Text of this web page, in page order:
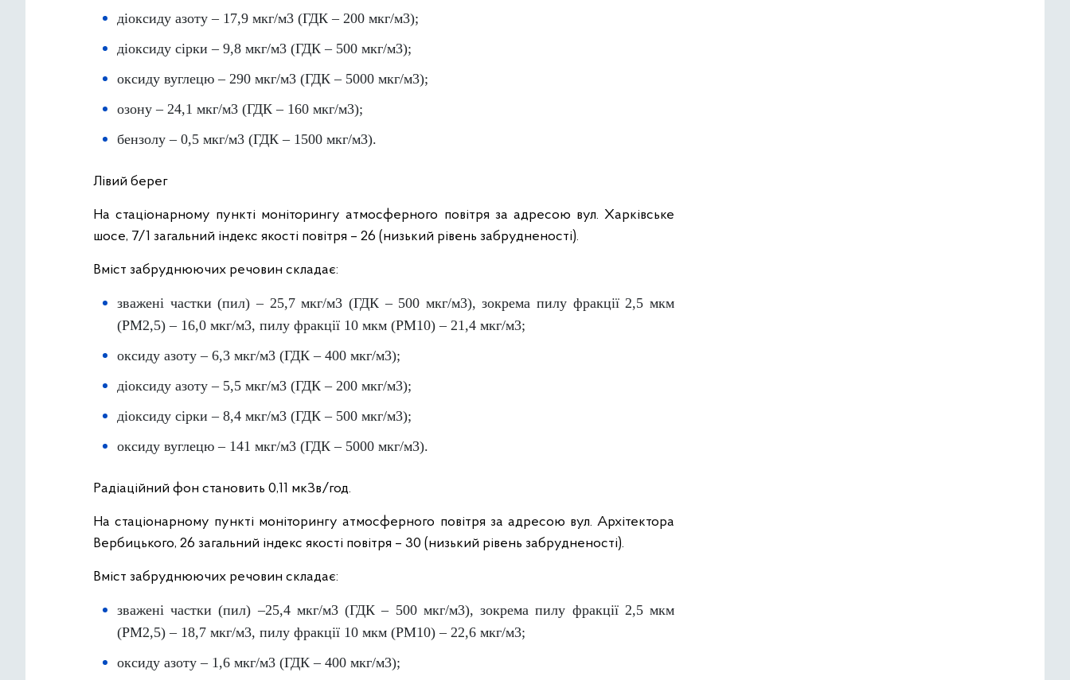
діоксиду азоту – 17,9 мкг/м3 (ГДК – 200 мкг/м3);
діоксиду сірки – 9,8 мкг/м3 (ГДК – 500 мкг/м3);
оксиду вуглецю – 290 мкг/м3 (ГДК – 5000 мкг/м3);
озону – 24,1 мкг/м3 (ГДК – 160 мкг/м3);
бензолу – 0,5 мкг/м3 (ГДК – 1500 мкг/м3).
Лівий берег
На стаціонарному пункті моніторингу атмосферного повітря за адресою вул. Харківське
шосе, 7/1 загальний індекс якості повітря – 26 (низький рівень забрудненості).
Вміст забруднюючих речовин складає:
зважені частки (пил) – 25,7 мкг/м3 (ГДК – 500 мкг/м3), зокрема пилу фракції 2,5 мкм
(PM2,5) – 16,0 мкг/м3, пилу фракції 10 мкм (PM10) – 21,4 мкг/м3;
оксиду азоту – 6,3 мкг/м3 (ГДК – 400 мкг/м3);
діоксиду азоту – 5,5 мкг/м3 (ГДК – 200 мкг/м3);
діоксиду сірки – 8,4 мкг/м3 (ГДК – 500 мкг/м3);
оксиду вуглецю – 141 мкг/м3 (ГДК – 5000 мкг/м3).
Радіаційний фон становить 0,11 мкЗв/год.
На стаціонарному пункті моніторингу атмосферного повітря за адресою вул. Архітектора
Вербицького, 26 загальний індекс якості повітря – 30 (низький рівень забрудненості).
Вміст забруднюючих речовин складає:
зважені частки (пил) –25,4 мкг/м3 (ГДК – 500 мкг/м3), зокрема пилу фракції 2,5 мкм
(PM2,5) – 18,7 мкг/м3, пилу фракції 10 мкм (PM10) – 22,6 мкг/м3;
оксиду азоту – 1,6 мкг/м3 (ГДК – 400 мкг/м3);